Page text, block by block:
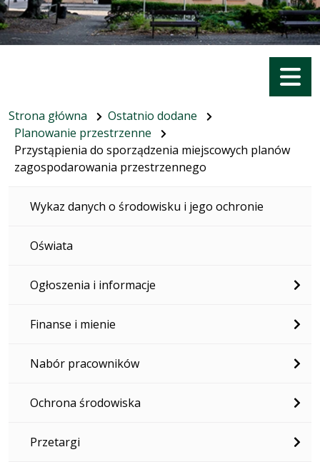
Menu
Strona główna
Ostatnio dodane
Planowanie przestrzenne
Przystąpienia do sporządzenia miejscowych planów
zagospodarowania przestrzennego
Wykaz danych o środowisku i jego ochronie
Oświata
Ogłoszenia i informacje
Finanse i mienie
Nabór pracowników
Ochrona środowiska
Przetargi